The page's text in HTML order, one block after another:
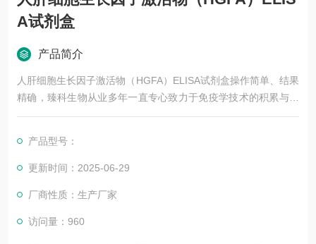
A试剂盒
产品简介
人肝细胞生长因子激活物（HGFA）ELISA试剂盒操作简单、结果
精确，臻科生物从业多年一直专心致力于免疫学技术的积累与发
展，以其优质的产品质量与专业的技术服务，赢得业内广大人士
的合作关系，共同努力合作共赢。
产品型号：
更新时间：2025-06-29
厂商性质：生产厂家
访问量：960